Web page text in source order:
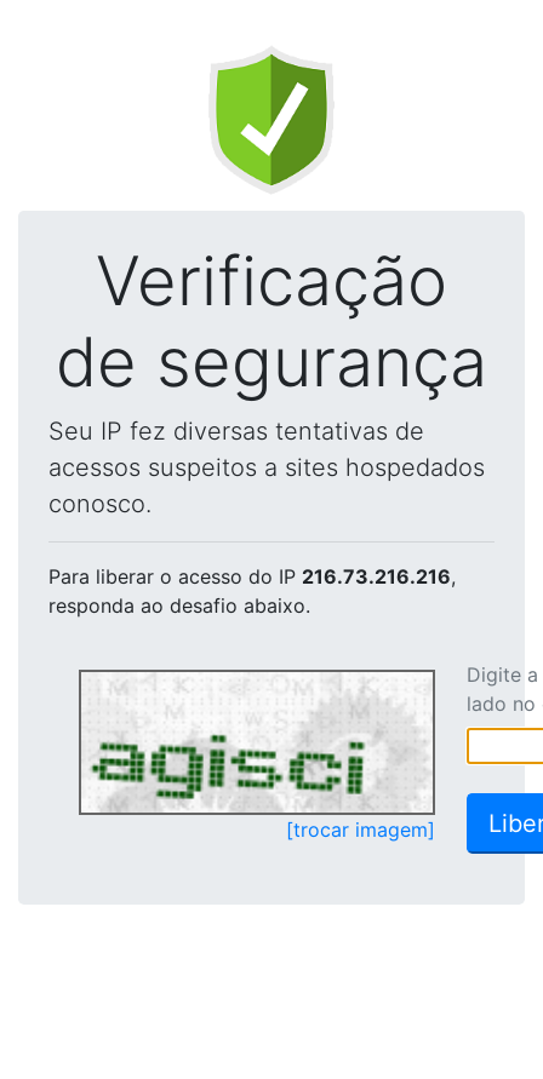
Verificação
de segurança
Seu IP fez diversas tentativas de
acessos suspeitos a sites hospedados
conosco.
Para liberar o acesso do IP 216.73.216.216,
responda ao desafio abaixo.
[trocar imagem]
Digite
lado no